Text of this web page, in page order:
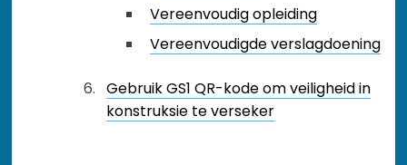
Vereenvoudig opleiding
Vereenvoudigde verslagdoening
Gebruik GS1 QR-kode om veiligheid in
konstruksie te verseker